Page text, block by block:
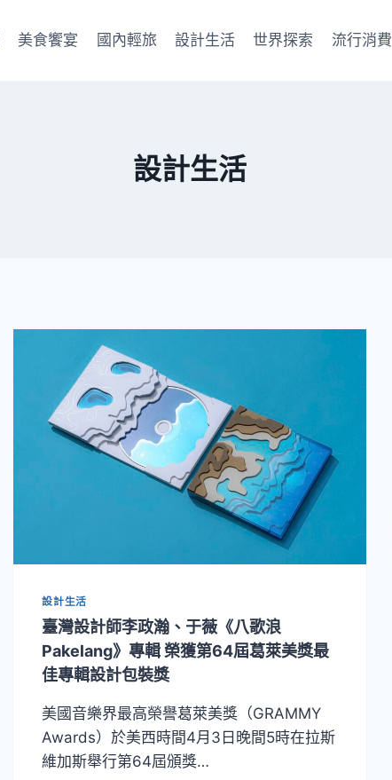
美食饗宴 國內輕旅 設計生活 世界探索 流行消費
設計生活
設計生活
臺灣設計師李政瀚、于薇《八歌浪
Pakelang》專輯 榮獲第64屆葛萊美獎最
佳專輯設計包裝獎
美國音樂界最高榮譽葛萊美獎（GRAMMY
Awards）於美西時間4月3日晚間5時在拉斯
維加斯舉行第64屆頒獎…